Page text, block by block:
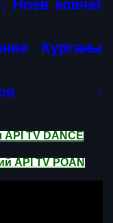
Ноев ковчег
Курганы
-
TV DANCE
API TV POAN